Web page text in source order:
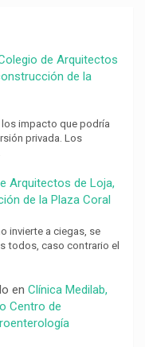
de Arquitectos
de la
impacto que podría
privada. Los
Arquitectos de Loja,
de la Plaza Coral
invierte a ciegas, se
todos, caso contrario el
en Clínica Medilab,
Centro de